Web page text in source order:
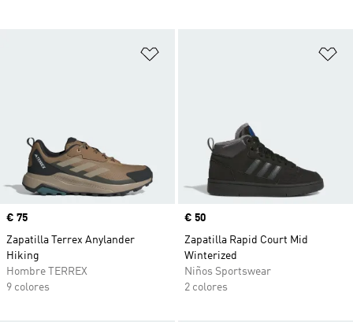
Precio
€ 75
Zapatilla Terrex Anylander
Hiking
Hombre TERREX
9 colores
Precio
€ 50
Zapatilla Rapid Court Mid
Winterized
Niños Sportswear
2 colores